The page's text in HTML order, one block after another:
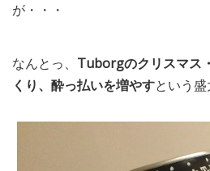
が・・・
なんとっ、 Tuborgのクリスマス
くり、酔っ払いを増やすという